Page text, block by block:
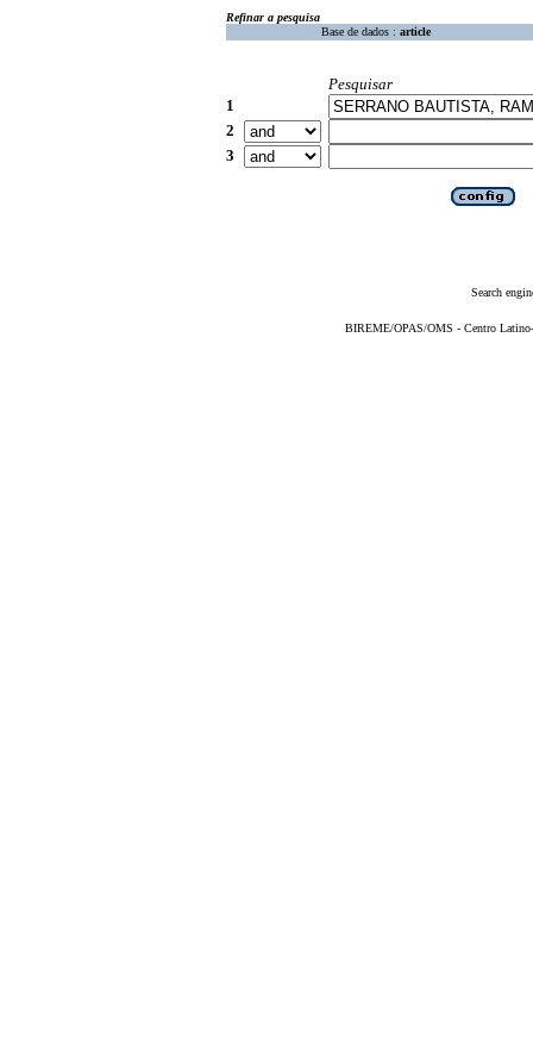
Refinar a pesquisa
Base de dados : article
Pesquisar
1
2
3
Search
BIREME/OPAS/OMS - Centro Latino-